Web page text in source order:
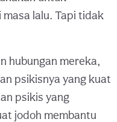
lalu. Tapi tidak
hubungan mereka,
psikisnya yang kuat
psikis yang
jodoh membantu